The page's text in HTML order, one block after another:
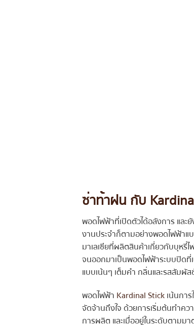
ซ่าท้าฝน กับ
พอดไฟฟ้าที่เปิดตัวได้อลังการ และ
งานประจำก็ตามอย่างพอดไฟฟ้า
มาเลเซียที่ผลิตสินค้าเกี่ยวกับบุหรี่
จนออกมาเป็นพอดไฟฟ้าระบบปิดที่
แบบเน้นๆ เต็มคำ กลิ่นและรสสัมผั
พอดไฟฟ้า Kardinal Stickเน้นกา
จัดจ้านถึงใจ ด้วยการเริ่มต้นทำค
การผลิต และเมื่ออยู่ในระดับตามม